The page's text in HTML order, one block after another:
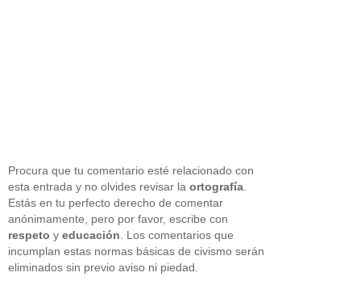
Procura que tu comentario esté relacionado con
esta entrada y no olvides revisar la ortografía
Estás en tu perfecto derecho de comentar
anónimamente, pero por favor, escribe con
respeto y educación . Los comentarios que
incumplan estas normas básicas de civismo serán
eliminados sin previo aviso ni piedad.